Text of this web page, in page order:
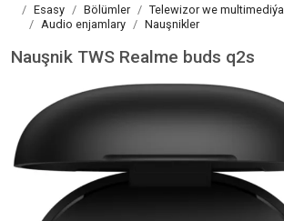
Esasy Bölümler
Telewizor we multimediýa
Audio enjamlary
Nauşnikler
Nauşnik TWS Realme buds q2s